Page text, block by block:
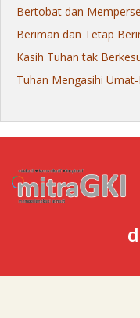
Bertobat dan
Beriman dan Tetap
Kasih Tuhan tak
Tuhan Mengasihi